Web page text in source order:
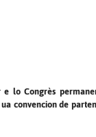
e lo Congrès
convencion de